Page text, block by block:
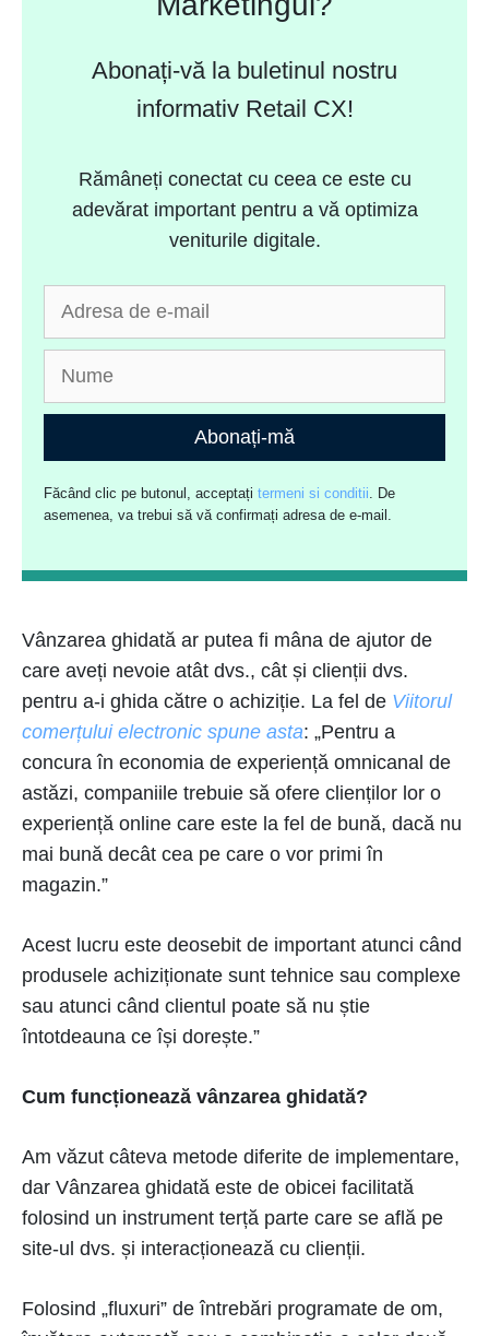
Abonați-vă la buletinul nostru
informativ Retail CX!
Rămâneți conectat cu ceea ce este cu
adevărat important pentru a vă optimiza
veniturile digitale.
Abonați-mă
Făcând clic pe butonul, acceptațitermeni si conditii. De
asemenea, va trebui să vă confirmați adresa de e-mail.
Vânzarea ghidată ar putea fi mâna de ajutor de
care aveți nevoie atât dvs., cât și clienții dvs.
pentru a-i ghida către o achiziție. La fel de Viitorul
comerțului electronic spune asta: „Pentru a
concura în economia de experiență omnicanal de
astăzi, companiile trebuie să ofere clienților lor o
experiență online care este la fel de bună, dacă nu
mai bună decât cea pe care o vor primi în
magazin.”
Acest lucru este deosebit de important atunci când
produsele achiziționate sunt tehnice sau complexe
sau atunci când clientul poate să nu știe
întotdeauna ce își dorește.”
Cum funcționează vânzarea ghidată?
Am văzut câteva metode diferite de implementare,
dar Vânzarea ghidată este de obicei facilitată
folosind un instrument terță parte care se află pe
site-ul dvs. și interacționează cu clienții.
Folosind „fluxuri” de întrebări programate de om,